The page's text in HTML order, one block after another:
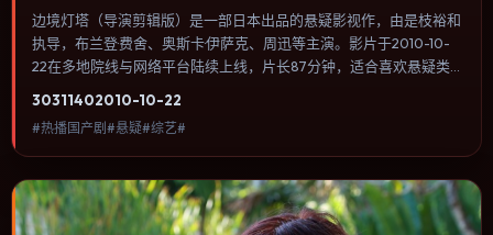
边境灯塔（导演剪辑版）是一部日本出品的悬疑影视作，由是枝裕和
执导，布兰登·费舍、奥斯卡·伊萨克、周迅等主演。影片于2010-10-
22在多地院线与网络平台陆续上线，片长87分钟，适合喜欢悬疑类
择与情节推进，节奏与视听语言统一，可作为休闲观影或类型片补片
的选择。
30311402010-10-22
#热播国产剧#悬疑#综艺#